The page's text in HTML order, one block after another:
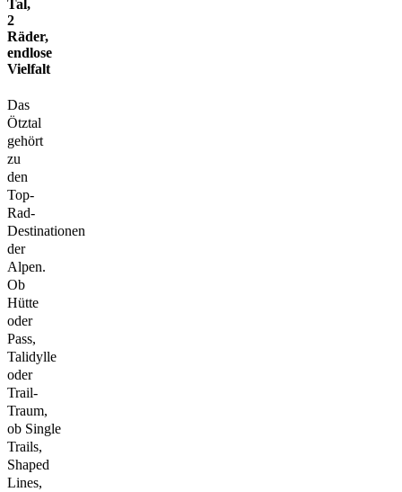
Tal,
2
Räder,
endlose
Vielfalt
Das
Ötztal
gehört
zu
den
Top-
Rad-
Destinationen
der
Alpen.
Ob
Hütte
oder
Pass,
Talidylle
oder
Trail-
Traum,
ob Single
Trails,
Shaped
Lines,